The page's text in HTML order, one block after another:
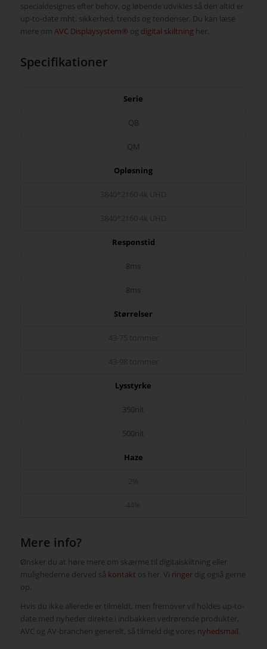
specialdesignes efter behov, og løbende udvikles så den altid er
up-to-date mht. sikkerhed, trends og tendenser. Du kan læse
mere om AVC Displaysystem® og digital skiltningher.
Specifikationer
Serie
QB
QM
Opløsning
Responstid
8ms
8ms
Størrelser
Lysstyrke
350nit
500nit
Haze
Mere info?
Ønsker du at høre mere om skærme til digitalskiltning eller
mulighederne derved så kontakt os her. Vi ringerdig også gerne
op.
Hvis du ikke allerede er tilmeldt, men fremover vil holdes up-to-
date med nyheder direkte i indbakken vedrørende produkter,
AVC og AV-branchen generelt, så tilmeld dig vores nyhedsmail.